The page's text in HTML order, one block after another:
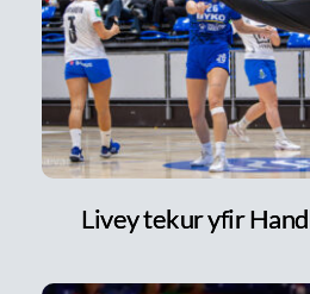
Livey tekur yfir